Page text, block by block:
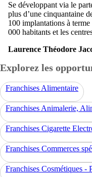
Se développant via le
plus d’une cinquantaine
100 implantations à
000 habitants et les
Laurence Théodore
Explorez les
Franchises Alimentaire
Franchises Animalerie,
Franchises Cigarette
Franchises Commerces
Franchises Cosmétiques -